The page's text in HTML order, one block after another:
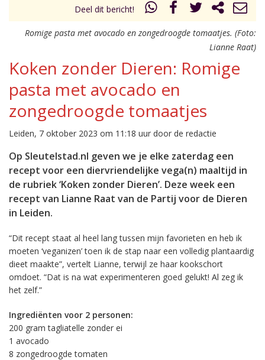
Deel dit bericht!
Romige pasta met avocado en zongedroogde tomaatjes. (Foto:
Lianne Raat)
Koken zonder Dieren: Romige
pasta met avocado en
zongedroogde tomaatjes
Leiden, 7 oktober 2023 om 11:18 uur door de redactie
Op Sleutelstad.nl geven we je elke zaterdag een
recept voor een diervriendelijke vega(n) maaltijd in
de rubriek ‘Koken zonder Dieren’. Deze week een
recept van Lianne Raat van de Partij voor de Dieren
in Leiden.
“Dit recept staat al heel lang tussen mijn favorieten en heb ik
moeten ‘veganizen’ toen ik de stap naar een volledig plantaardig
dieet maakte”, vertelt Lianne, terwijl ze haar kookschort
omdoet. “Dat is na wat experimenteren goed gelukt! Al zeg ik
het zelf.”
Ingrediënten voor 2 personen:
200 gram tagliatelle zonder ei
1 avocado
8 zongedroogde tomaten